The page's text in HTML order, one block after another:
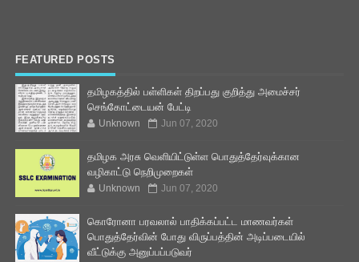
FEATURED POSTS
தமிழகத்தில் பள்ளிகள் திறப்பது குறித்து அமைச்சர்
செங்கோட்டையன் பேட்டி
Unknown Jun 07, 2020
தமிழக அரசு வெளியிட்டுள்ள பொதுத்தேர்வுக்கான
வழிகாட்டு நெறிமுறைகள்
Unknown Jun 07, 2020
கொரோனா பரவலால் பாதிக்கப்பட்ட மாணவர்கள்
பொதுத்தேர்வின் போது விருப்பத்தின் அடிப்படையில்
வீட்டுக்கு அனுப்பப்படுவர்